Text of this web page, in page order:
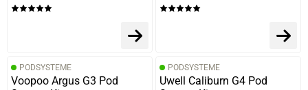
PODSYSTEME
Voopoo Argus G3 Pod
PODSYSTEME
Uwell Caliburn G4 Pod